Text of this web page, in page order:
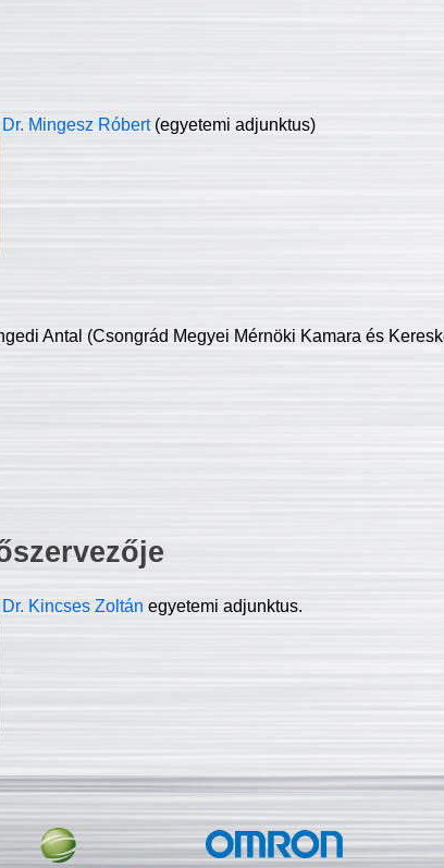
Dr. Mingesz Róbert (egyetemi adjunktus)
Antal (Csongrád Megyei Mérnöki Kamara és
Dr. Kincses Zoltán egyetemi adjunktus.